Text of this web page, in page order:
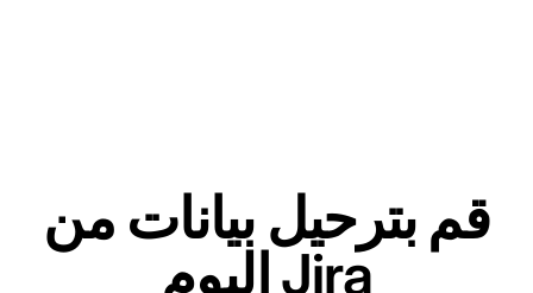
قم بترحيل بيانات من
Jira اليوم